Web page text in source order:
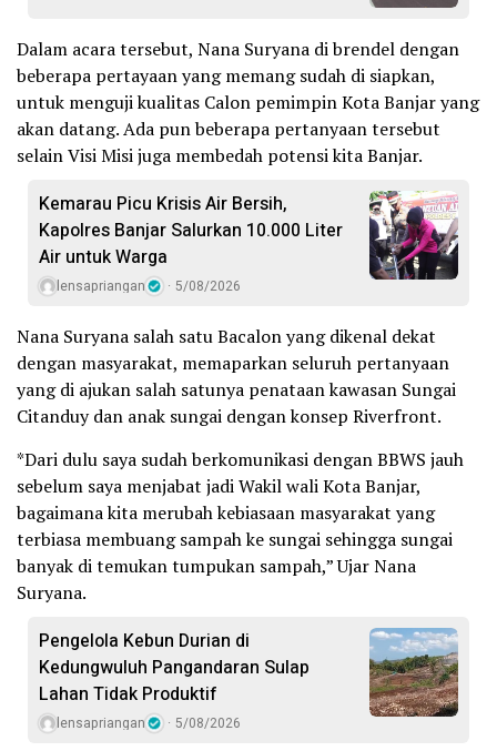
Dalam acara tersebut, Nana Suryana di brendel dengan
beberapa pertayaan yang memang sudah di siapkan,
untuk menguji kualitas Calon pemimpin Kota Banjar yang
akan datang. Ada pun beberapa pertanyaan tersebut
selain Visi Misi juga membedah potensi kita Banjar.
Kemarau Picu Krisis Air Bersih,
Kapolres Banjar Salurkan 10.000 Liter
Air untuk Warga
lensapriangan 5/08/2026
Nana Suryana salah satu Bacalon yang dikenal dekat
dengan masyarakat, memaparkan seluruh pertanyaan
yang di ajukan salah satunya penataan kawasan Sungai
Citanduy dan anak sungai dengan konsep Riverfront.
*Dari dulu saya sudah berkomunikasi dengan BBWS jauh
sebelum saya menjabat jadi Wakil wali Kota Banjar,
bagaimana kita merubah kebiasaan masyarakat yang
terbiasa membuang sampah ke sungai sehingga sungai
banyak di temukan tumpukan sampah,” Ujar Nana
Suryana.
Pengelola Kebun Durian di
Kedungwuluh Pangandaran Sulap
Lahan Tidak Produktif ‎
lensapriangan 5/08/2026